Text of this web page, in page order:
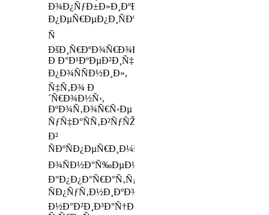
Ð¾Ð¿ÑƒÐ±Ð»Ð¸ÐºÐ¾Ð²Ð°Ð»
Ð¿ÐµÑ€ÐµÐ¿Ð¸ÑÐºÑƒ
Ñ
ÐšÐ¸Ñ€ÐºÐ¾Ñ€Ð¾Ð²Ñ‹Ð¼:
Ð Ð°Ð¹ÐºÐµÐ²Ð¸Ñ‡
Ð¿Ð¾ÑÑÐ½Ð¸Ð»,
Ñ‡Ñ‚Ð¾ Ð
´Ñ€Ð¾Ð½Ñ‹,
ÐºÐ¾Ñ‚Ð¾Ñ€Ñ‹Ðµ
ÑƒÑ‡Ð°ÑÑ‚Ð²ÑƒÑŽÑ‚
Ð²
ÑÐºÑÐ¿ÐµÑ€Ð¸Ð¼ÐµÐ½Ñ‚Ðµ,
Ð¾ÑÐ½Ð°Ñ‰ÐµÐ½Ñ‹
Ð°Ð¿Ð¿Ð°Ñ€Ð°Ñ‚ÑƒÑ€Ð¾Ð¹
ÑÐ¿ÑƒÑ‚Ð½Ð¸ÐºÐ¾Ð²Ð¾Ð¹
Ð½Ð°Ð²Ð¸Ð³Ð°Ñ†Ð¸Ð¸